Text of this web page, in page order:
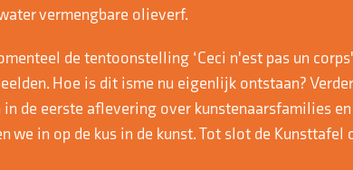
vermengbare olieverf.
de tentoonstelling ‘Ceci n'est pas un
Hoe is dit isme nu eigenlijk ontstaan?
in de eerste aflevering over kunstenaarsfamilies
we in op de kus in de kunst. Tot slot de Kunsttafel